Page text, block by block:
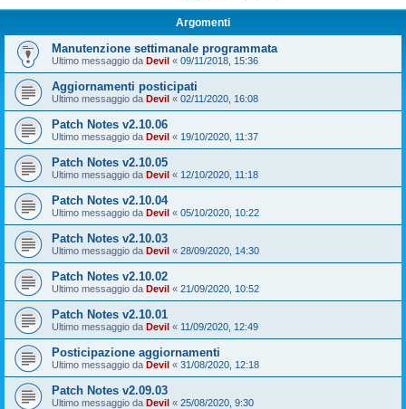
Argomenti
Manutenzione settimanale programmata
Ultimo messaggio da Devil « 09/11/2018, 15:36
Aggiornamenti posticipati
Ultimo messaggio da Devil « 02/11/2020, 16:08
Patch Notes v2.10.06
Ultimo messaggio da Devil « 19/10/2020, 11:37
Patch Notes v2.10.05
Ultimo messaggio da Devil « 12/10/2020, 11:18
Patch Notes v2.10.04
Ultimo messaggio da Devil « 05/10/2020, 10:22
Patch Notes v2.10.03
Ultimo messaggio da Devil « 28/09/2020, 14:30
Patch Notes v2.10.02
Ultimo messaggio da Devil « 21/09/2020, 10:52
Patch Notes v2.10.01
Ultimo messaggio da Devil « 11/09/2020, 12:49
Posticipazione aggiornamenti
Ultimo messaggio da Devil « 31/08/2020, 12:18
Patch Notes v2.09.03
Ultimo messaggio da Devil « 25/08/2020, 9:30